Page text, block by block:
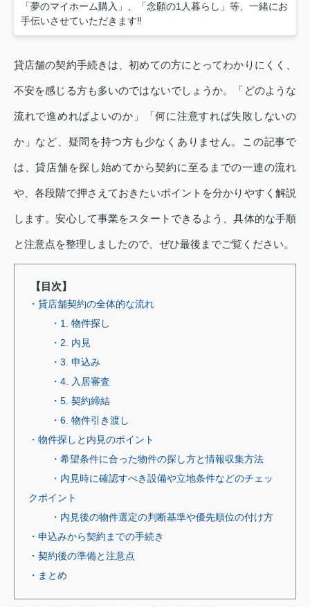
「夢のマイホーム購入」、「念願の1人暮らし」等、一緒にお
手伝いさせていただきます‼
貸店舗の契約手続きは、初めての方にとってわかりにくく、
不安を感じる方も多いのではないでしょうか。「どのような
流れで進めればよいのか」「何に注意すれば失敗しないの
か」など、疑問を持つ方も少なくありません。この記事で
は、貸店舗を探し始めてから契約に至るまでの一連の流れ
や、各段階で押さえておきたいポイントを分かりやすく解説
します。安心して事業をスタートできるよう、具体的な手順
と注意点を整理しましたので、ぜひ最後までご覧ください。
【目次】
・貸店舗契約の全体的な流れ
・1. 物件探し
・2. 内見
・3. 申込み
・4. 入居審査
・5. 契約締結
・6. 物件引き渡し
・物件探しと内見のポイント
・希望条件に合った物件の探し方と情報収集方法
・内見時に確認すべき設備や立地条件などのチェッ
クポイント
・内見後の物件選定の判断基準や優先順位の付け方
・申込みから契約までの手続き
・契約後の準備と注意点
・まとめ